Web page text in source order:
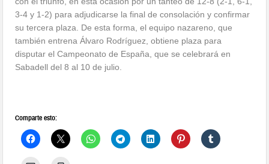
3-4 y 1-2) para adjudicarse la final de consolación y confirmar
su tercera plaza. De esta forma, el equipo nazareno, que
también entrena Álvaro Rodríguez, obtiene plaza para
disputar el Campeonato de España, que se celebrará en
Sabadell del 8 al 10 de julio.
Comparte esto: